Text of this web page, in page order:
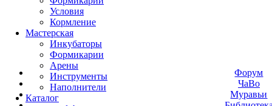
Условия
Кормление
Мастерская
Инкубаторы
Формикарии
Арены
Инструменты
Наполнители
Каталог
Форум
ЧаВо
Муравьи